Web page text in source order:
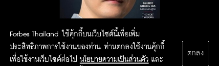
Forbes Thailand ใช้คุ้กกี้บนเว็บไซต์นี้เพื่อเพิ่ม
ประสิทธิภาพการใช้งานของท่าน ท่านตกลงใช้งานคุ้กกี้
เพื่อใช้งานเว็บไซต์ต่อไป นโยบายความเป็นส่วนตัว และ
ตกลง